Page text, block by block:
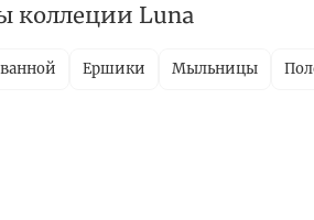
коллеции Luna
Ершики Мыльницы